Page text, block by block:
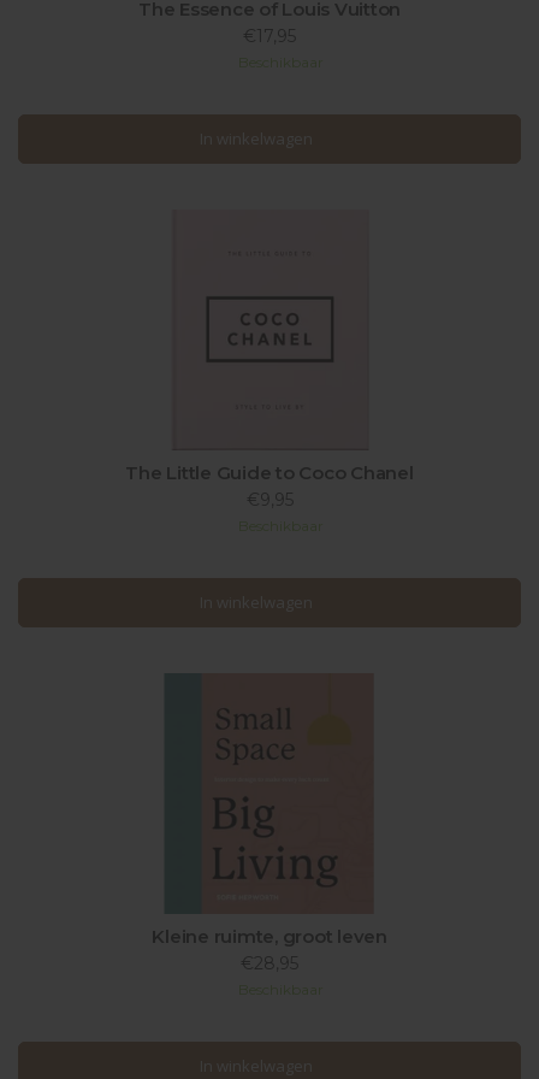
The Essence of Louis Vuitton
€17,95
Beschikbaar
In winkelwagen
In winkelwagen
The Little Guide to Coco Chanel
€9,95
Beschikbaar
In winkelwagen
In winkelwagen
Kleine ruimte, groot leven
€28,95
Beschikbaar
In winkelwagen
In winkelwagen